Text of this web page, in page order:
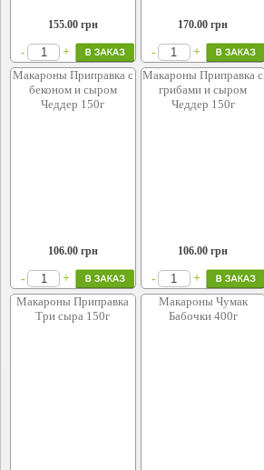
155.00грн
- +
170.00 грн
- +
Макароны Приправка с
беконом и сыром
Чеддер 150г
106.00грн
- +
Макароны Приправка с
грибами и сыром
Чеддер 150г
106.00 грн
- +
Макароны Приправка
Три сыра 150г
Макароны Чумак
Бабочки 400г